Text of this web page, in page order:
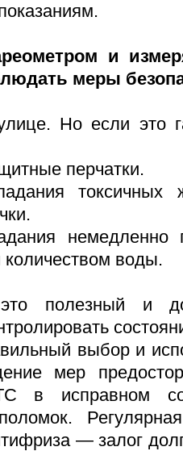
и
меры
Но если это
перчатки.
немедленно
воды.
полезный и
выбор и
мер
в исправном
— залог